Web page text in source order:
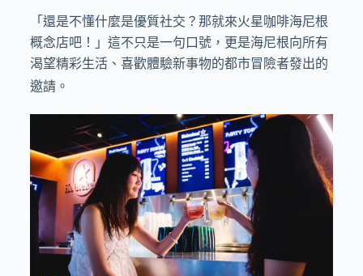
「還是不懂什麼是優質社交？那就來火星咖啡海尼根
概念店吧！」這不只是一句口號，更是海尼根向所有
渴望精彩生活、喜歡體驗新事物的都市冒險者發出的
邀請。